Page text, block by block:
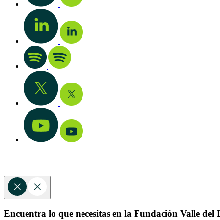
Encuentra lo que necesitas en la Fundación Valle del